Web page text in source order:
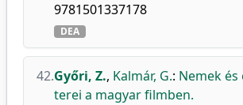
9781501337178
DEA
42.Győri, Z., Kalmár, G.: Nemek
terei a magyar filmben.